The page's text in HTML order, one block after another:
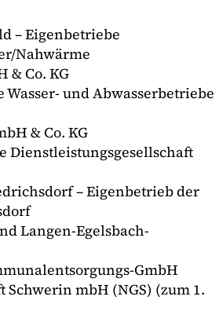
– Eigenbetriebe
Nahwärme
& Co. KG
Wasser- und Abwasserbetriebe
& Co. KG
Dienstleistungsgesellschaft
– Eigenbetrieb der
Langen-Egelsbach-
GmbH
Schwerin mbH (NGS) (zum 1.